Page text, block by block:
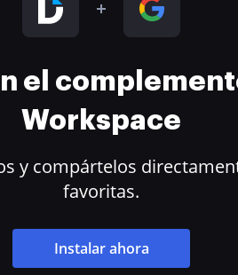
el
Workspace
y compártelos
favoritas.
Instalar ahora